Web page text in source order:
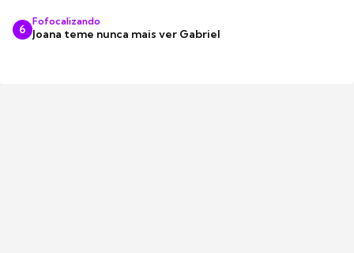
6
Fofocalizando
Joana teme nunca mais ver Gabriel